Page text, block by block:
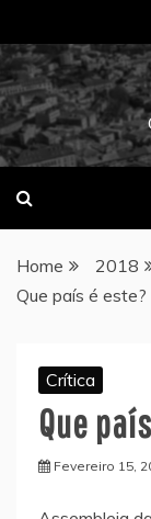
to
content
Home 2018
Que país é este?
Crítica
Que
Fevereiro 15,